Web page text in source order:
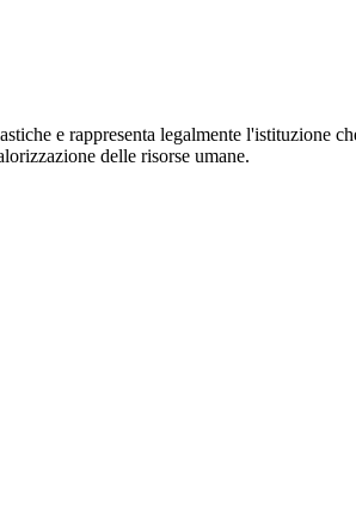
e rappresenta legalmente l'istituzione
delle risorse umane.